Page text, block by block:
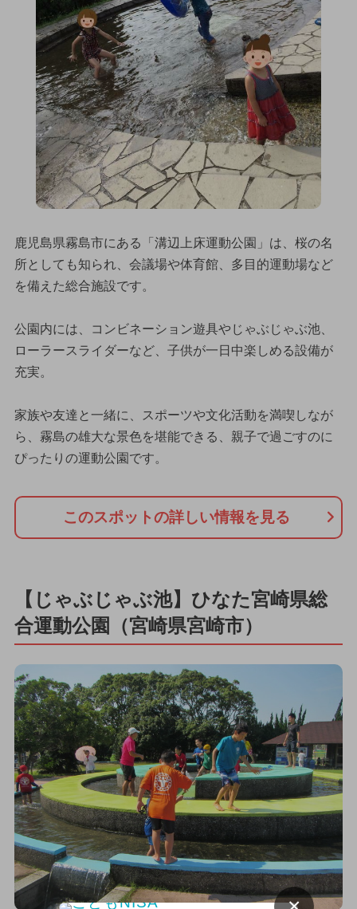
鹿児島県霧島市にある「溝辺上床運動公園」は、桜の名
所としても知られ、会議場や体育館、多目的運動場など
を備えた総合施設です。
公園内には、コンビネーション遊具やじゃぶじゃぶ池、
ローラースライダーなど、子供が一日中楽しめる設備が
充実。
家族や友達と一緒に、スポーツや文化活動を満喫しなが
ら、霧島の雄大な景色を堪能できる、親子で過ごすのに
ぴったりの運動公園です。
このスポットの詳しい情報を見る
【じゃぶじゃぶ池】ひなた宮崎県総
合運動公園（宮崎県宮崎市）